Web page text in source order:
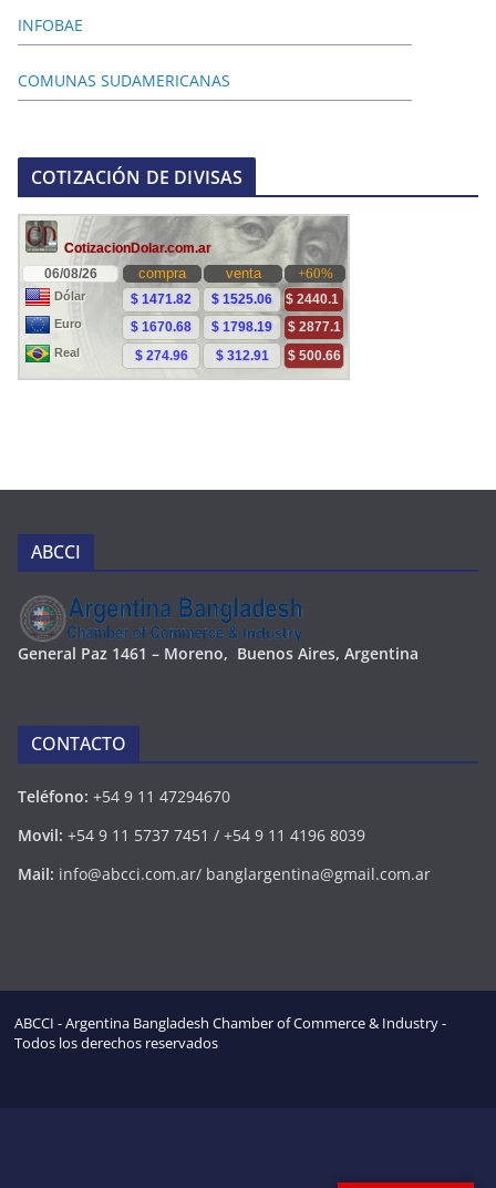
INFOBAE
COMUNAS SUDAMERICANAS
COTIZACIÓN DE DIVISAS
ABCCI
General Paz 1461 – Moreno, Buenos Aires, Argentina
CONTACTO
Teléfono: +54 9 11 47294670
Movil: +54 9 11 5737 7451 / +54 9 11 4196 8039
Mail: info@abcci.com.ar/ banglargentina@gmail.com.ar
ABCCI - Argentina Bangladesh Chamber of Commerce & Industry -
Todos los derechos reservados